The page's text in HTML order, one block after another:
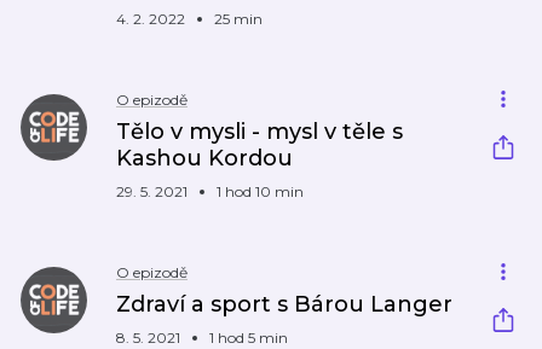
4. 2. 2022 25 min
O epizodě
Tělo v mysli - mysl v těle s
Kashou Kordou
29. 5. 2021 1 hod 10 min
O epizodě
Zdraví a sport s Bárou Langer
8. 5. 2021 1 hod 5 min